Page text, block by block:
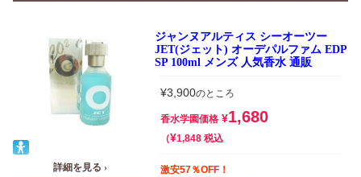
詳細を見る ›
ジャンヌアルティス シーオーツー
JET(ジェット) オーデパルファム EDP
SP 100ml メンズ 人気香水 通販
¥3,900のところ
香水学園価格 ¥1,680
¥1,848 税込
激安57％OFF！